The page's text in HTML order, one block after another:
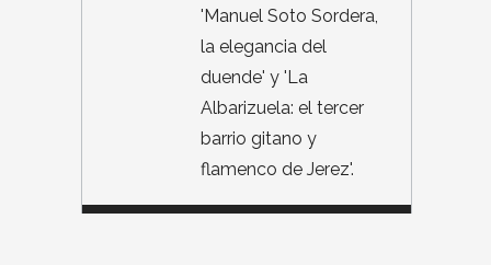
'Manuel Soto Sordera,
la elegancia del
duende' y 'La
Albarizuela: el tercer
barrio gitano y
flamenco de Jerez'.